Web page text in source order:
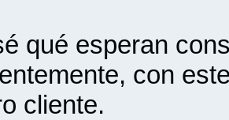
qué esperan
con
cliente.